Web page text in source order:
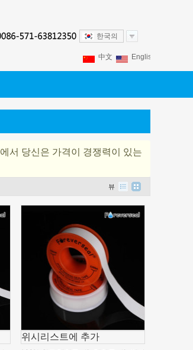
한국의
中文 English
Español
Italiano
서 당신은 가격이 경쟁력이 있는
뷰
위시리스트에 추가